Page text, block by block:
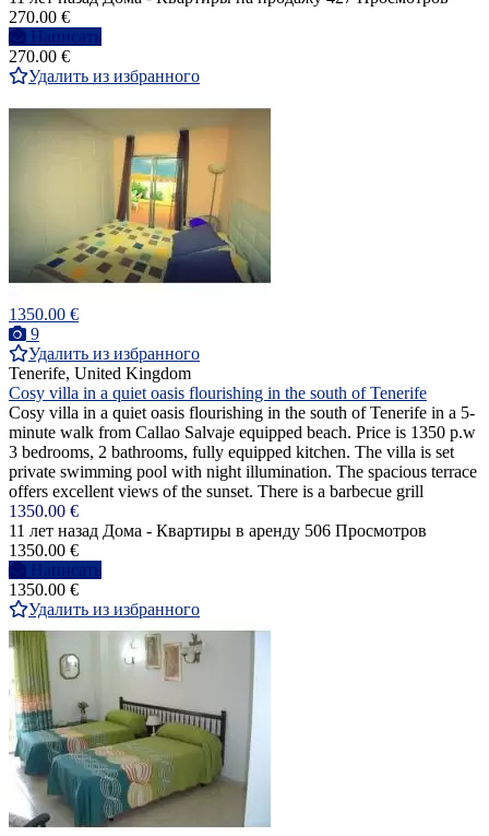
270.00 €
Написать
270.00 €
Удалить из избранного
1350.00 €
9
Удалить из избранного
Tenerife, United Kingdom
Cosy villa in a quiet oasis flourishing in the south of Tenerife
Cosy villa in a quiet oasis flourishing in the south of Tenerife in a 5-
minute walk from Callao Salvaje equipped beach. Price is 1350 p.w
3 bedrooms, 2 bathrooms, fully equipped kitchen. The villa is set
private swimming pool with night illumination. The spacious terrace
offers excellent views of the sunset. There is a barbecue grill
1350.00 €
11 лет назад Дома - Квартиры в аренду 506 Просмотров
1350.00 €
Написать
1350.00 €
Удалить из избранного